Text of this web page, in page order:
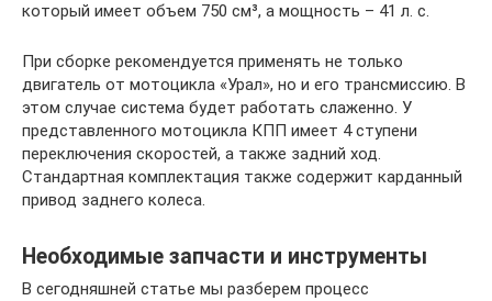
который имеет объем 750 см³, а мощность – 41 л. с.
При сборке рекомендуется применять не только
двигатель от мотоцикла «Урал», но и его трансмиссию. В
этом случае система будет работать слаженно. У
представленного мотоцикла КПП имеет 4 ступени
переключения скоростей, а также задний ход.
Стандартная комплектация также содержит карданный
привод заднего колеса.
Необходимые запчасти и инструменты
В сегодняшней статье мы разберем процесс